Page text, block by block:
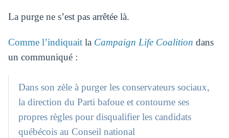
La purge ne s’est pas arrêtée là.
Comme l’indiquaitla Campaign Life Coalition dans
un communiqué :
Dans son zèle à purger les conservateurs sociaux,
la direction du Parti bafoue et contourne ses
propres règles pour disqualifier les candidats
québécois au Conseil national